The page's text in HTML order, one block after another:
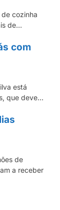
cozinha
de…
com
está
que deve…
de
a receber